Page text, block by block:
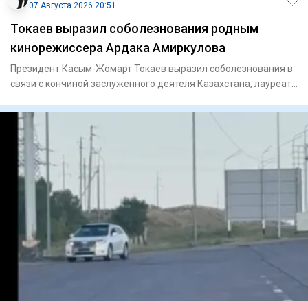
07 Августа 2026 20:51
Токаев выразил соболезнования родным
кинорежиссера Ардака Амиркулова
Президент Касым-Жомарт Токаев выразил соболезнования в
связи с кончиной заслуженного деятеля Казахстана, лауреата